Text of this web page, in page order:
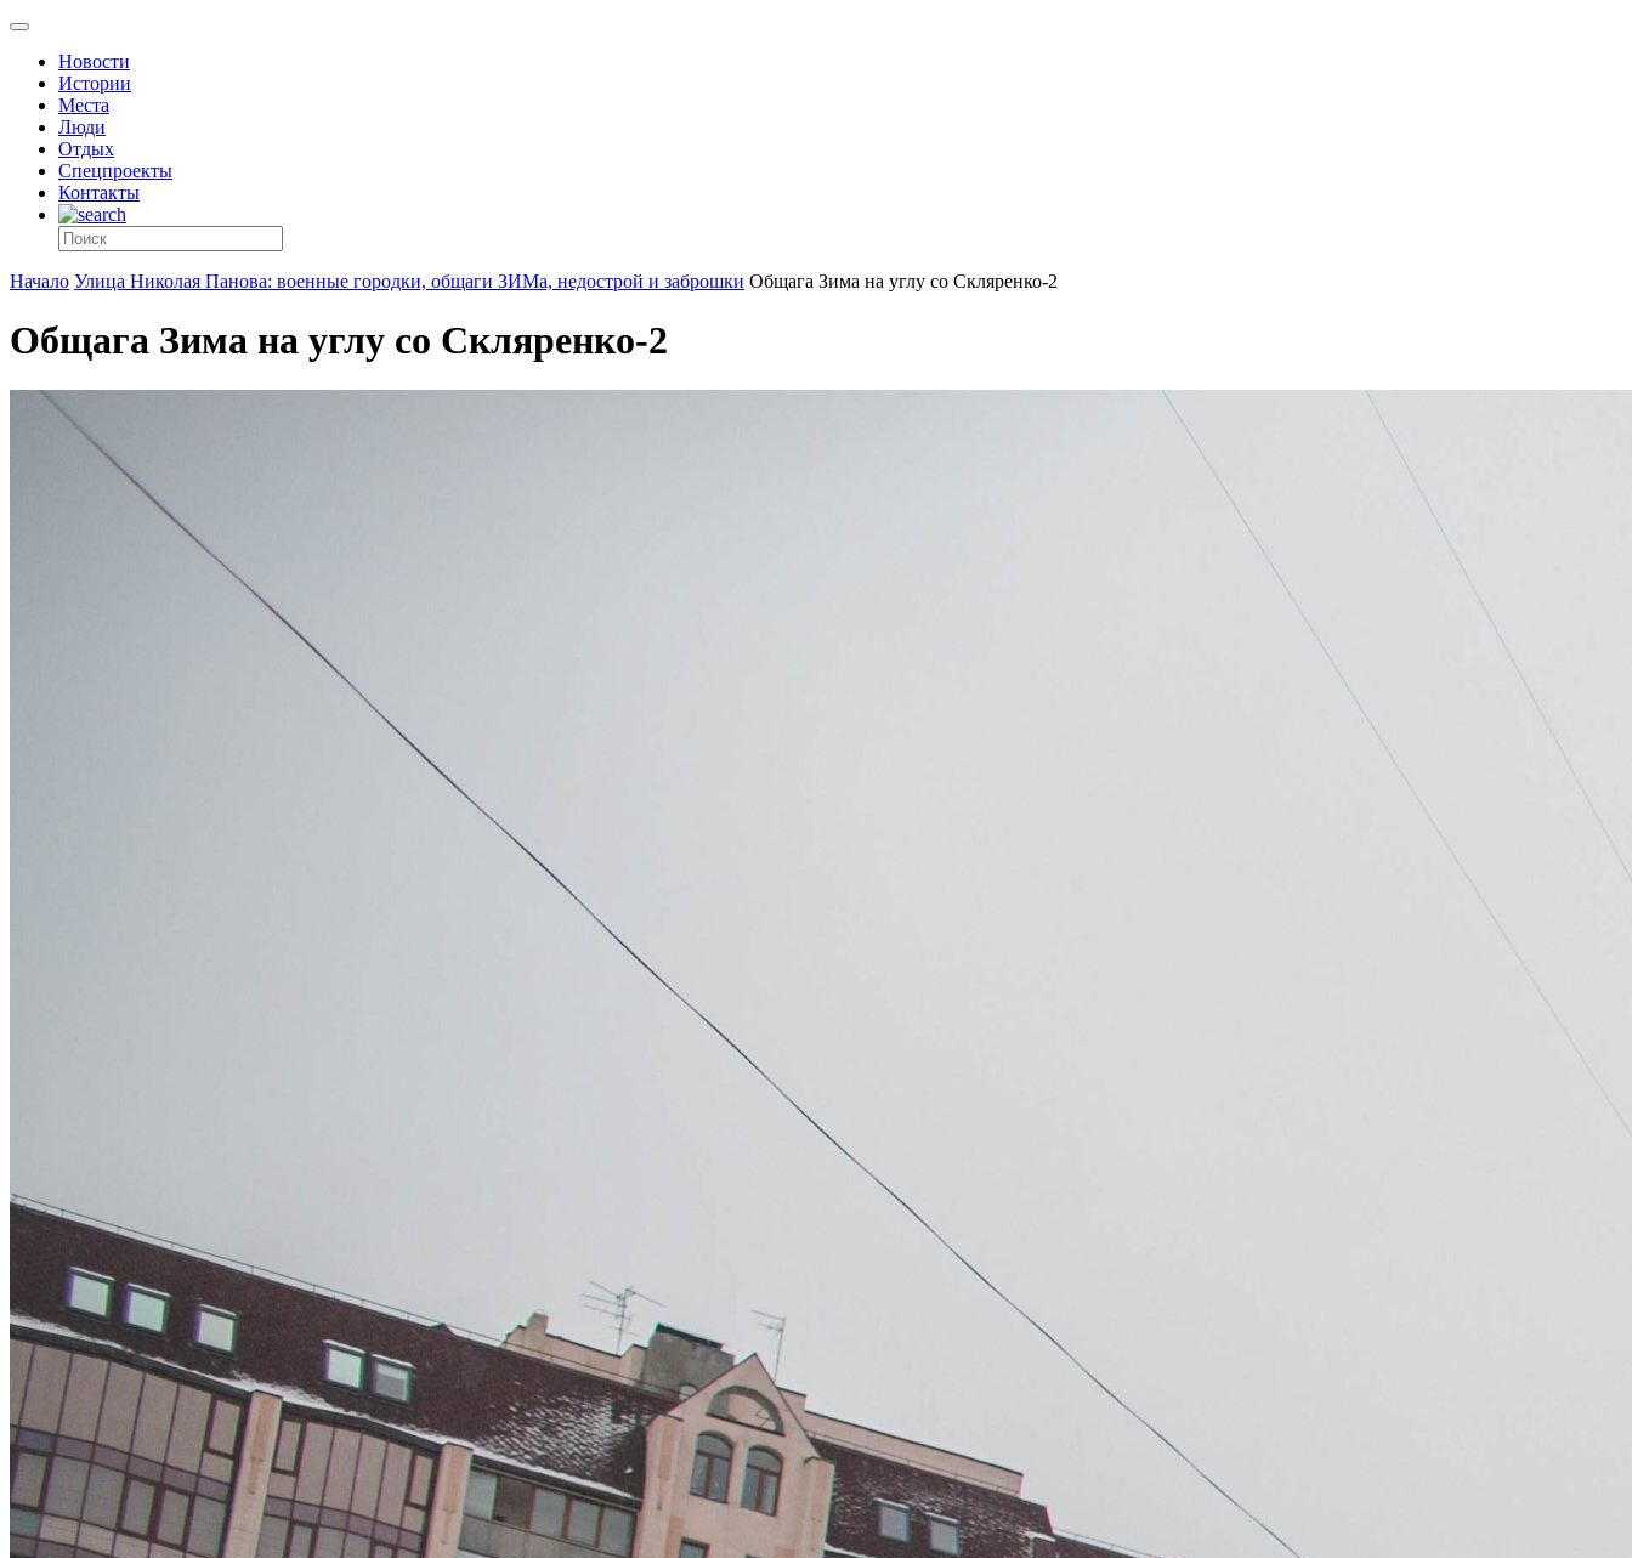
Новости
Истории
Места
Люди
Отдых
Спецпроекты
Контакты
Начало Улица Николая Панова: военные городки, общаги ЗИМа, недострой и заброшки Общага Зима на углу со Скляренко-2
Общага Зима на углу со Скляренко-2